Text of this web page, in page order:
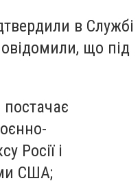
в Службі
що під
Росії і
США;